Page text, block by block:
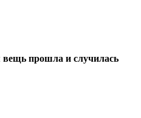
вещь прошла и случилась